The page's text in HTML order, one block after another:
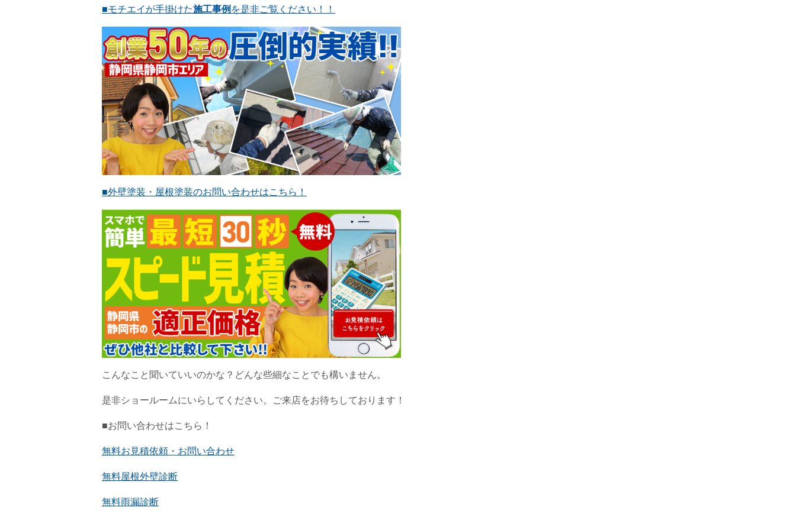
■モチエイが手掛けた施工事例 を是非ご覧ください！！
■外壁塗装・屋根塗装のお問い合わせはこちら！
こんなこと聞いていいのかな？どんな些細なことでも構いません。
是非ショールームにいらしてください。ご来店をお待ちしております！
■お問い合わせはこちら！
無料お見積依頼・お問い合わせ
無料屋根外壁診断
無料雨漏診断